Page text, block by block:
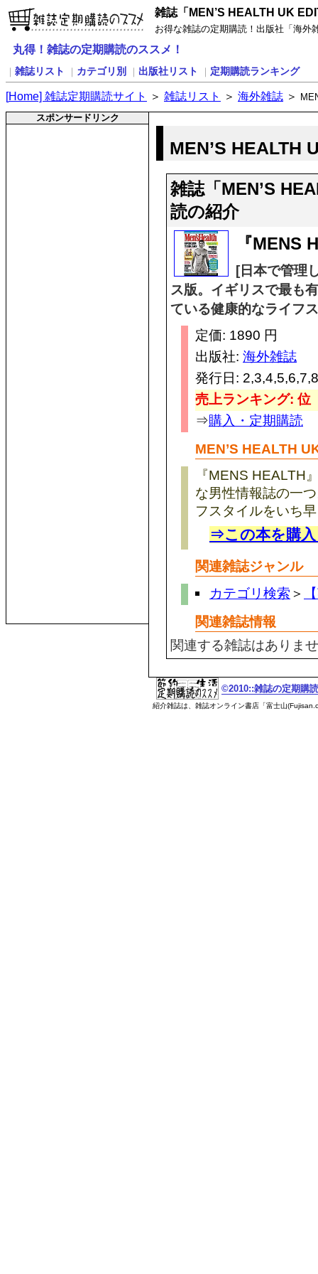
雑誌「MEN’S HEALTH UK
お得な雑誌の定期購読！出版社「海外
丸得！雑誌の定期購読のススメ！
雑誌リスト カテゴリ別 出版社リスト 定期購読ランキング
[Home] 雑誌定期購読サイト ＞ 雑誌リスト ＞ 海外雑誌 ＞
スポンサードリンク
MEN’S HEALTH
雑誌「MEN’S
読の紹介
『MENS
[日本で管理
ス版。イギリスで最も
ている健康的なライフ
定価: 1890 円
出版社: 海外雑誌
発行日:
売上ランキング: 位
⇒購入・定期購読
MEN’S HEALTH
『MENS HEALTH
な男性情報誌の一
フスタイルをいち
⇒この本を購
関連雑誌ジャンル
カテゴリ検索 ＞
関連雑誌情報
関連する雑誌はありま
©2010::雑誌の定期購
紹介雑誌は、雑誌オンライン書店「富士山